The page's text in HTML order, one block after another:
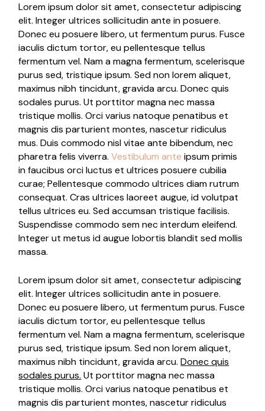
Lorem ipsum dolor sit amet, consectetur adipiscing
elit. Integer ultrices sollicitudin ante in posuere.
Donec eu posuere libero, ut fermentum purus. Fusce
iaculis dictum tortor, eu pellentesque tellus
fermentum vel. Nam a magna fermentum, scelerisque
purus sed, tristique ipsum. Sed non lorem aliquet,
maximus nibh tincidunt, gravida arcu. Donec quis
sodales purus. Ut porttitor magna nec massa
tristique mollis. Orci varius natoque penatibus et
magnis dis parturient montes, nascetur ridiculus
mus. Duis commodo nisl vitae ante bibendum, nec
pharetra felis viverra.Vestibulum ante ipsum primis
in faucibus orci luctus et ultrices posuere cubilia
curae; Pellentesque commodo ultrices diam rutrum
consequat. Cras ultrices laoreet augue, id volutpat
tellus ultrices eu. Sed accumsan tristique facilisis.
Suspendisse commodo sem nec interdum eleifend.
Integer ut metus id augue lobortis blandit sed mollis
massa.
Lorem ipsum dolor sit amet, consectetur adipiscing
elit. Integer ultrices sollicitudin ante in posuere.
Donec eu posuere libero, ut fermentum purus. Fusce
iaculis dictum tortor, eu pellentesque tellus
fermentum vel. Nam a magna fermentum, scelerisque
purus sed, tristique ipsum. Sed non lorem aliquet,
maximus nibh tincidunt, gravida arcu.Donec quis
sodales purus. Ut porttitor magna nec massa
tristique mollis. Orci varius natoque penatibus et
magnis dis parturient montes, nascetur ridiculus